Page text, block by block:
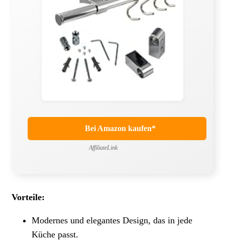
Bei Amazon kaufen*
AffiliateLink
Vorteile:
Modernes und elegantes Design, das in jede
Küche passt.